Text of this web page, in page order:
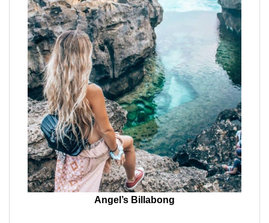
Angel’s Billabong